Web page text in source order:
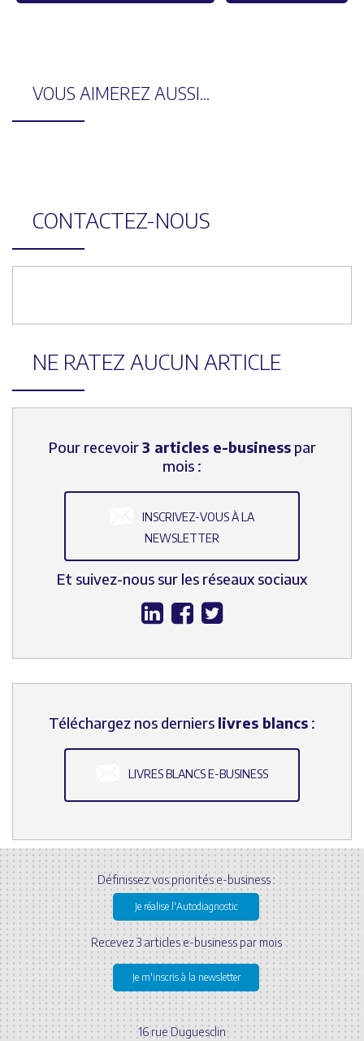
VOUS AIMEREZ AUSSI...
CONTACTEZ-NOUS
NE RATEZ AUCUN ARTICLE
Pour recevoir3 articles e-businesspar
mois :
INSCRIVEZ-VOUS À LA
NEWSLETTER
Et suivez-nous sur les réseaux sociaux
Téléchargez nos derniers livres blancs :
LIVRES BLANCS E-BUSINESS
16 rue Duguesclin
Définissez vos priorités e-business :
Je réalise l'Autodiagnostic
Recevez 3 articles e-business par mois
Je m'inscris à la newsletter